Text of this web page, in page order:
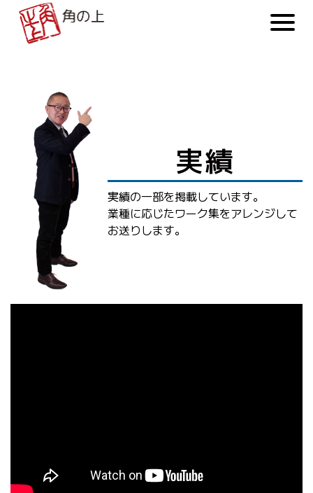
実績
実績の一部を掲載しています。
業種に応じたワーク集をアレンジして
お送りします。